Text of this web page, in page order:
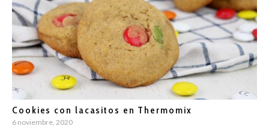
Cookies con lacasitos en Thermomix
6 noviembre, 2020